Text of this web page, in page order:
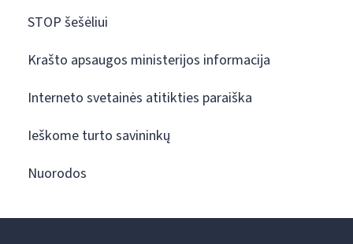
STOP šešėliui
Krašto apsaugos ministerijos informacija
Interneto svetainės atitikties paraiška
Ieškome turto savininkų
Nuorodos